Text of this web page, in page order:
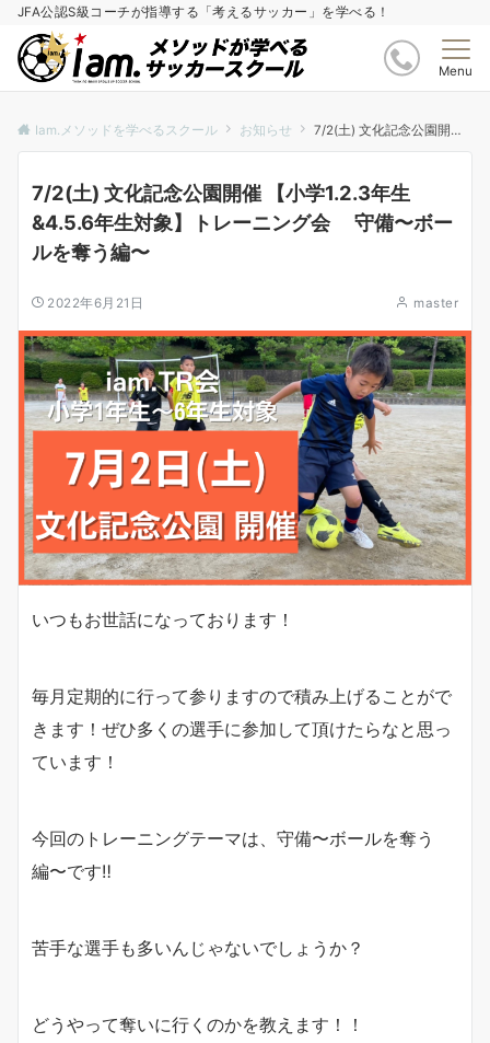
JFA公認S級コーチが指導する「考えるサッカー」を学べる！
Menu
Iam.メソッドを学べるスクール お知らせ 7/2(土) 文化記念公園開催 【小学1.2.3年生&4.5.6年生対象】トレーニング会 守備〜ボールを奪う編〜
7/2(土) 文化記念公園開催 【小学1.2.3年生
&4.5.6年生対象】トレーニング会 守備〜ボー
ルを奪う編〜
2022年6月21日 master
いつもお世話になっております！
毎月定期的に行って参りますので積み上げることがで
きます！ぜひ多くの選手に参加して頂けたらなと思っ
ています！
今回のトレーニングテーマは、守備〜ボールを奪う
編〜です‼︎
苦手な選手も多いんじゃないでしょうか？
どうやって奪いに行くのかを教えます！！